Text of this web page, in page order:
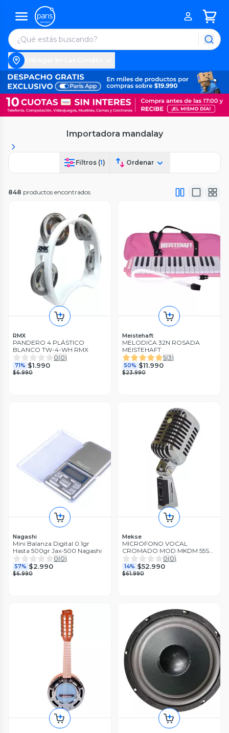
Importadora mandalay
Filtros (1) Ordenar
848 productos encontrados
RMX
PANDERO 4 PLÁSTICO
BLANCO TW-4-WH RMX
0(0)
71% $1.990
$6.990
Meistehaft
MELODICA 32N ROSADA
MEISTEHAFT
5(3)
50% $11.990
$23.990
Nagashi
Mini Balanza Digital 0.1gr
Hasta 500gr Jax-500 Nagashi
0(0)
57% $2.990
$6.990
Mekse
MICROFONO VOCAL
CROMADO MOD MKDM 55SH
MEKSE
0(0)
14% $52.990
$61.990